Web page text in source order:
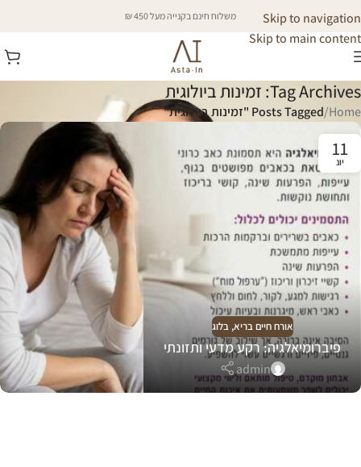
Skip to navigation
Skip to main content
משלוח חינם בקנייה מעל 450 ₪
Tag Archives: זמינות ביולוגית
Home
/Posts Tagged "זמינות ביולוגית"
11
יונ
אורח חיים בריא,בלוג
פיברומיאלגיה: רקע מדעי ותזונתי
admin